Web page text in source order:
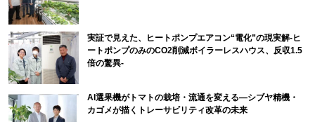
実証で見えた、ヒートポンプエアコン“電化”の現実解-ヒ
ートポンプのみのCO2削減ボイラーレスハウス、反収1.5
倍の驚異-
AI選果機がトマトの栽培・流通を変える―シブヤ精機・
カゴメが描くトレーサビリティ改革の未来